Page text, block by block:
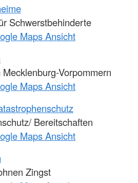
Schwerstbehinderte
Maps Ansicht
Vorpommern
Maps Ansicht
Bereitschaften
Maps Ansicht
Zingst